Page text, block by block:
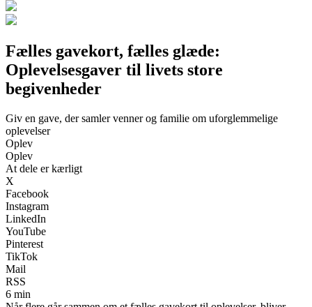
Fælles gavekort, fælles glæde:
Oplevelsesgaver til livets store
begivenheder
Giv en gave, der samler venner og familie om uforglemmelige
oplevelser
Oplev
Oplev
At dele er kærligt
X
Facebook
Instagram
LinkedIn
YouTube
Pinterest
TikTok
Mail
RSS
6 min